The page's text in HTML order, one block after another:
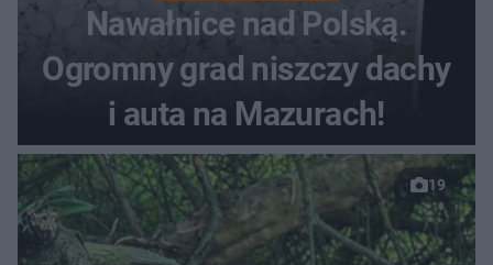
Nawałnice nad Polską.
Ogromny grad niszczy dachy
i auta na Mazurach!
19